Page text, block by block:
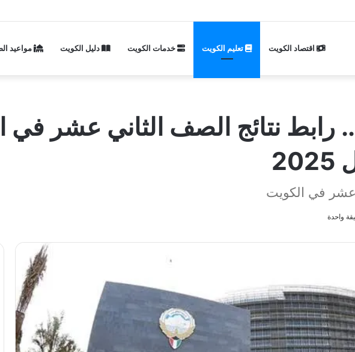
اقتصاد الكويت تعليم الكويت خدمات الكويت دليل الكويت مواعيد
رابط نتائج الصف الثاني عشر في
عشر في الكويت
واحدة